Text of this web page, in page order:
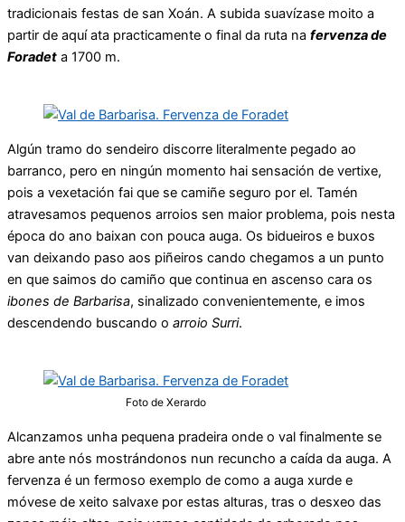
tradicionais festas de san Xoán. A subida suavízase moito a
partir de aquí ata practicamente o final da ruta na fervenza de
Foradet a 1700 m.
Algún tramo do sendeiro discorre literalmente pegado ao
barranco, pero en ningún momento hai sensación de vertixe,
pois a vexetación fai que se camiñe seguro por el. Tamén
atravesamos pequenos arroios sen maior problema, pois nesta
época do ano baixan con pouca auga. Os bidueiros e buxos
van deixando paso aos piñeiros cando chegamos a un punto
en que saimos do camiño que continua en ascenso cara os
ibones de Barbarisa, sinalizado convenientemente, e imos
descendendo buscando o arroio Surri.
Foto de Xerardo
Alcanzamos unha pequena pradeira onde o val finalmente se
abre ante nós mostrándonos nun recuncho a caída da auga. A
fervenza é un fermoso exemplo de como a auga xurde e
móvese de xeito salvaxe por estas alturas, tras o desxeo das